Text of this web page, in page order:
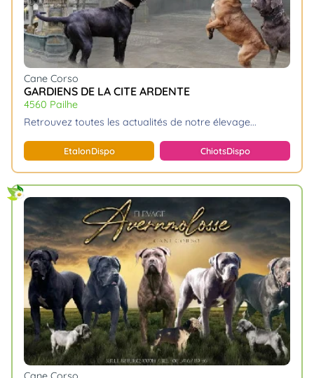
Cane Corso
GARDIENS DE LA CITE ARDENTE
4560 Pailhe
retrouvez toutes les actualités de notre élevage.
EtalonDispo ChiotsDispo